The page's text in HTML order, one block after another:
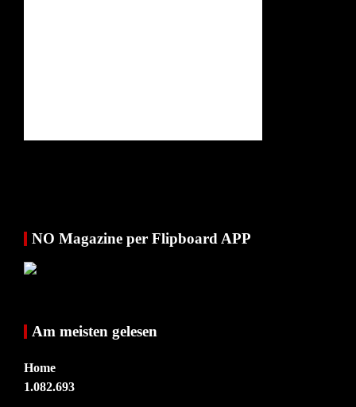
NO Magazine per Flipboard APP
Am meisten gelesen
Home
1.082.693